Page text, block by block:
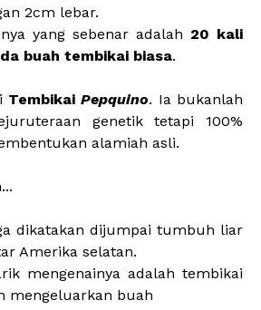
2cm lebar.
yang sebenar adalah 20 kali
buah tembikai biasa.
Tembikai Pepquino. Ia bukanlah
genetik tetapi 100%
alamiah asli.
dikatakan dijumpai tumbuh liar
Amerika selatan.
mengenainya adalah tembikai
mengeluarkan buah